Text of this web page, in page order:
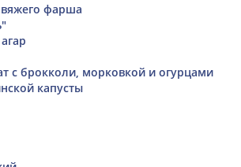
фарша
с брокколи, морковкой и огурцами
капусты